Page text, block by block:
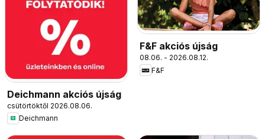
Deichmann akciós újság
csütörtöktől 2026.08.06.
Deichmann
F&F akciós újság
08.06. - 2026.08.12.
F&F